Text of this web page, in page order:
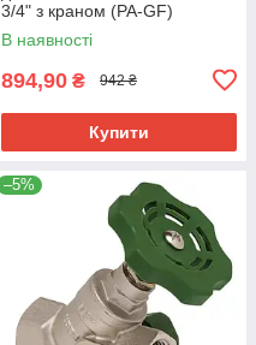
3/4" з краном (PA-GF)
(KR5679)
В наявності
894,90 ₴ 942 ₴
Купити
–5%